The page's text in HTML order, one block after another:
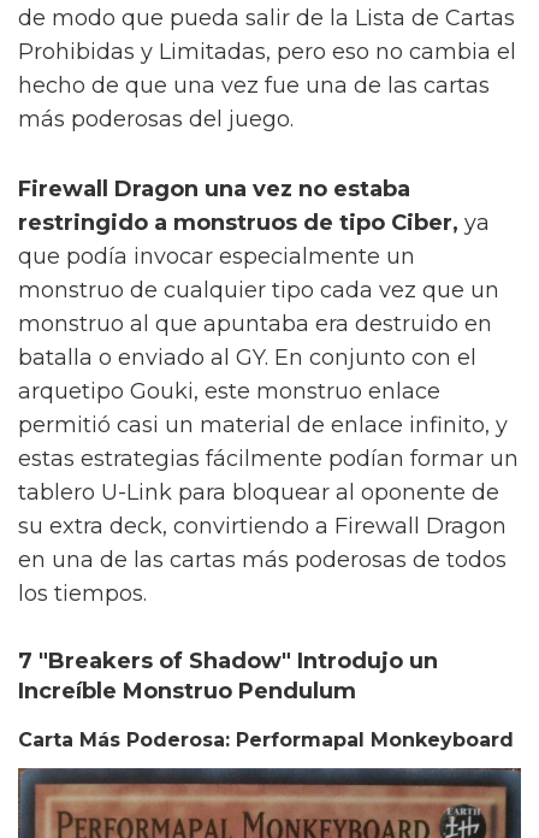
de modo que pueda salir de la Lista de Cartas
Prohibidas y Limitadas, pero eso no cambia el
hecho de que una vez fue una de las cartas
más poderosas del juego.
Firewall Dragon una vez no estaba
restringido a monstruos de tipo Ciber, ya
que podía invocar especialmente un
monstruo de cualquier tipo cada vez que un
monstruo al que apuntaba era destruido en
batalla o enviado al GY. En conjunto con el
arquetipo Gouki, este monstruo enlace
permitió casi un material de enlace infinito, y
estas estrategias fácilmente podían formar un
tablero U-Link para bloquear al oponente de
su extra deck, convirtiendo a Firewall Dragon
en una de las cartas más poderosas de todos
los tiempos.
7 "Breakers of Shadow" Introdujo un
Increíble Monstruo Pendulum
Carta Más Poderosa: Performapal Monkeyboard